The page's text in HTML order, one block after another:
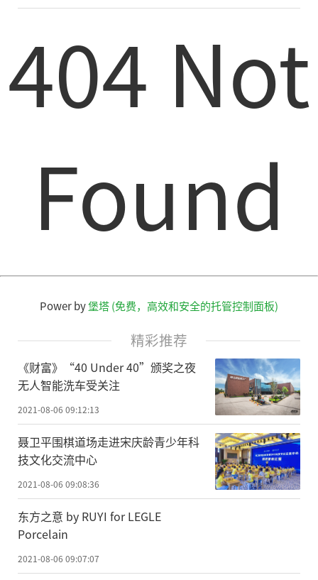
404 Not
Found
Power by堡塔 (免费，高效和安全的托管控制面板)
精彩推荐
《财富》“40 Under 40”颁奖之夜
无人智能洗车受关注
2021-08-06 09:12:13
聂卫平围棋道场走进宋庆龄青少年科
技文化交流中心
2021-08-06 09:08:36
东方之意 by RUYI for LEGLE
Porcelain
2021-08-06 09:07:07